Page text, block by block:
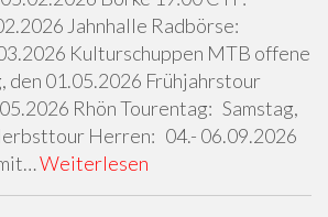
Jahnhalle Radbörse:
Kulturschuppen MTB offene
01.05.2026 Frühjahrstour
Rhön Tourentag: Samstag,
Herren: 04.- 06.09.2026
Weiterlesen